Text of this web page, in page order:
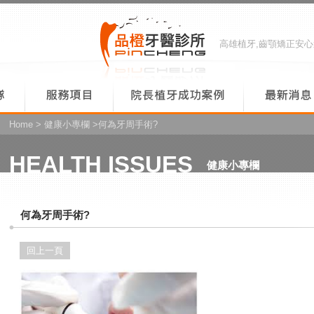
高雄植牙,齒顎矯正安
Home > 健康小專欄 >何為牙周手術?
HEALTH ISSUES 健康小專欄
何為牙周手術?
回上一頁